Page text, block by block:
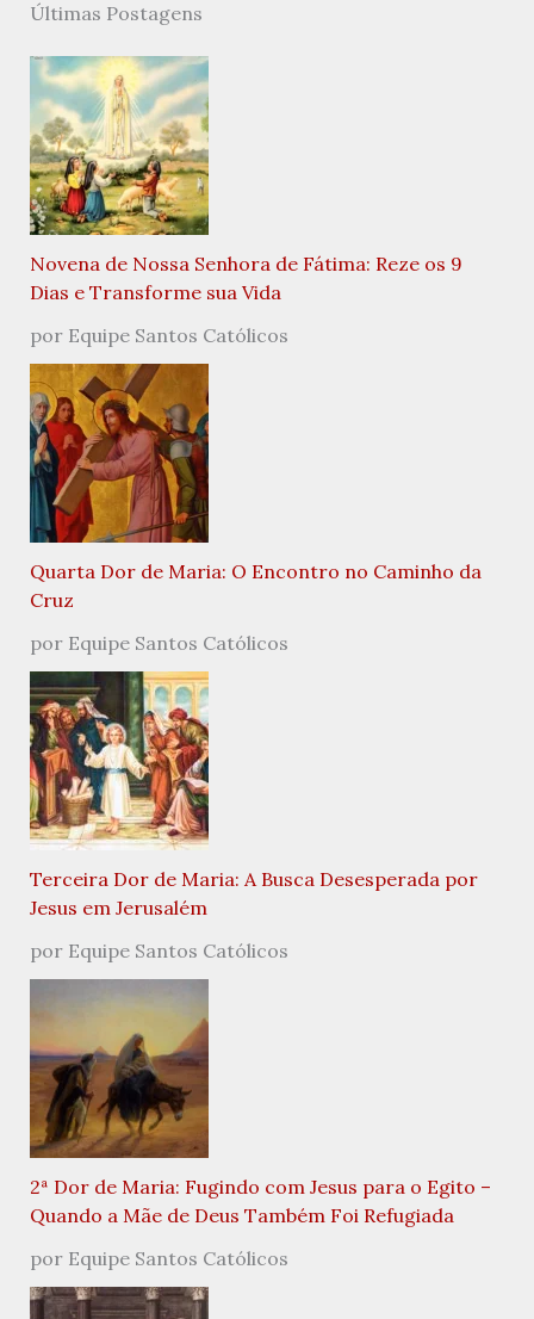
Últimas Postagens
Novena de Nossa Senhora de Fátima: Reze os 9
Dias e Transforme sua Vida
por Equipe Santos Católicos
Quarta Dor de Maria: O Encontro no Caminho da
Cruz
por Equipe Santos Católicos
Terceira Dor de Maria: A Busca Desesperada por
Jesus em Jerusalém
por Equipe Santos Católicos
2ª Dor de Maria: Fugindo com Jesus para o Egito –
Quando a Mãe de Deus Também Foi Refugiada
por Equipe Santos Católicos